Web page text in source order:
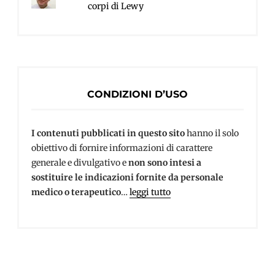
corpi di Lewy
CONDIZIONI D’USO
I contenuti pubblicati in questo sitohanno il solo
obiettivo di fornire informazioni di carattere
generale e divulgativo enon sono intesi a
sostituire le indicazioni fornite da personale
medico o terapeutico…leggi tutto